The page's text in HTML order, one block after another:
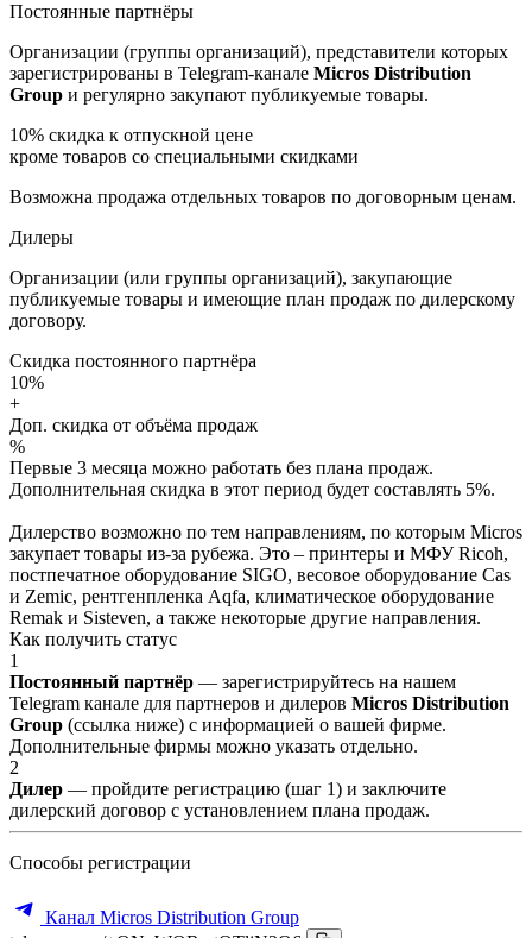
Постоянные партнёры
Организации (группы организаций), представители которых
зарегистрированы в Telegram-канале Micros Distribution
Group и регулярно закупают публикуемые товары.
10% скидка к отпускной цене
кроме товаров со специальными скидками
Возможна продажа отдельных товаров по договорным ценам.
Дилеры
Организации (или группы организаций), закупающие
публикуемые товары и имеющие план продаж по дилерскому
договору.
Скидка постоянного партнёра
10%
+
Доп. скидка от объёма продаж
%
Первые 3 месяца можно работать без плана продаж.
Дополнительная скидка в этот период будет составлять 5%.
Дилерство возможно по тем направлениям, по которым Micros
закупает товары из-за рубежа. Это – принтеры и МФУ Ricoh,
постпечатное оборудование SIGO, весовое оборудование Cas
и Zemic, рентгенпленка Aqfa, климатическое оборудование
Remak и Sisteven, а также некоторые другие направления.
Как получить статус
1
Постоянный партнёр — зарегистрируйтесь на нашем
Telegram канале для партнеров и дилеров Micros Distribution
Group (ссылка ниже) с информацией о вашей фирме.
Дополнительные фирмы можно указать отдельно.
2
Дилер — пройдите регистрацию (шаг 1) и заключите
дилерский договор с установлением плана продаж.
Способы регистрации
Канал Micros Distribution Group